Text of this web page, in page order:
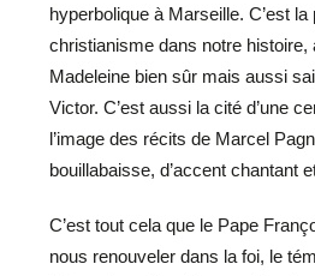
hyperbolique à Marseille. C’est la
christianisme dans notre histoire,
Madeleine bien sûr mais aussi
Victor. C’est aussi la cité d’une
l’image des récits de Marcel
bouillabaisse, d’accent chantant
C’est tout cela que le Pape
nous renouveler dans la foi, le